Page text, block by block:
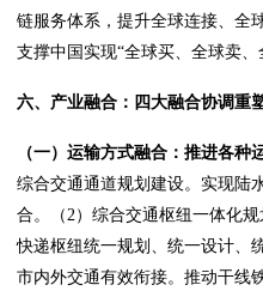
链服务体系，提升全球连接、全
支撑中国实现“全球买、全球卖、
六、产业融合：四大融合协调重
（一）运输方式融合：推进各种
综合交通通道规划建设。实现陆
合。（2）综合交通枢纽一体化
快递枢纽统一规划、统一设计、
市内外交通有效衔接。推动干线